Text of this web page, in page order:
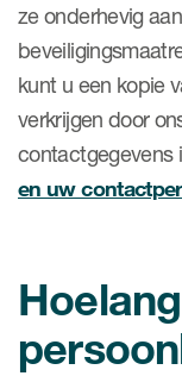
ze onderhevig
kunt u een kopie
verkrijgen door
contactgegevens
en uw